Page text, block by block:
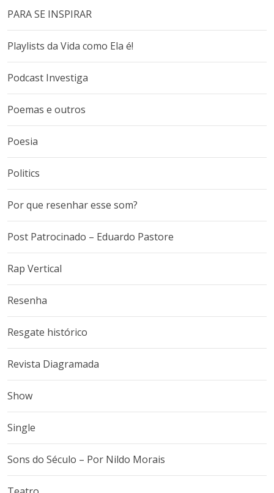
PARA SE INSPIRAR
Playlists da Vida como Ela é!
Podcast Investiga
Poemas e outros
Poesia
Politics
Por que resenhar esse som?
Post Patrocinado – Eduardo Pastore
Rap Vertical
Resenha
Resgate histórico
Revista Diagramada
Show
Single
Sons do Século – Por Nildo Morais